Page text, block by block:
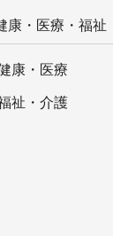
康・医療・福祉
康・医療
祉・介護